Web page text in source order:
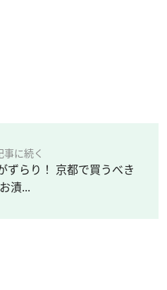
事に続く
ずらり！ 京都で買うべき
お漬...